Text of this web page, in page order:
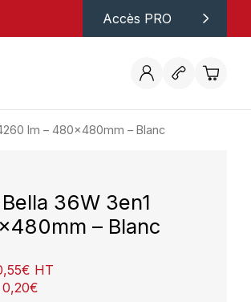
Accès PRO
lm – 480x480mm – Blanc
36W 3en1
– Blanc
€ HT
0,20€